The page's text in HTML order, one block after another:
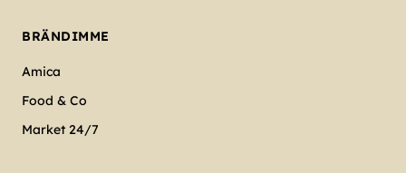
BRÄNDIMME
Amica
Food & Co
Market 24/7